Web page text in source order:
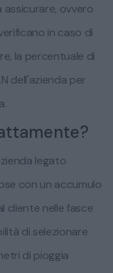
ovvero
in caso di
la percentuale di
dell'azienda per
legato
con un accumulo
cliente nelle fasce
di selezionare
di pioggia